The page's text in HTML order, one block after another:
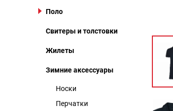
Поло
Свитеры и толстовки
Жилеты
Зимние аксессуары
Носки
Перчатки